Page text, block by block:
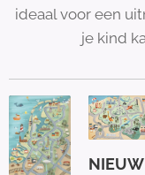
ideaal voor een
je kind